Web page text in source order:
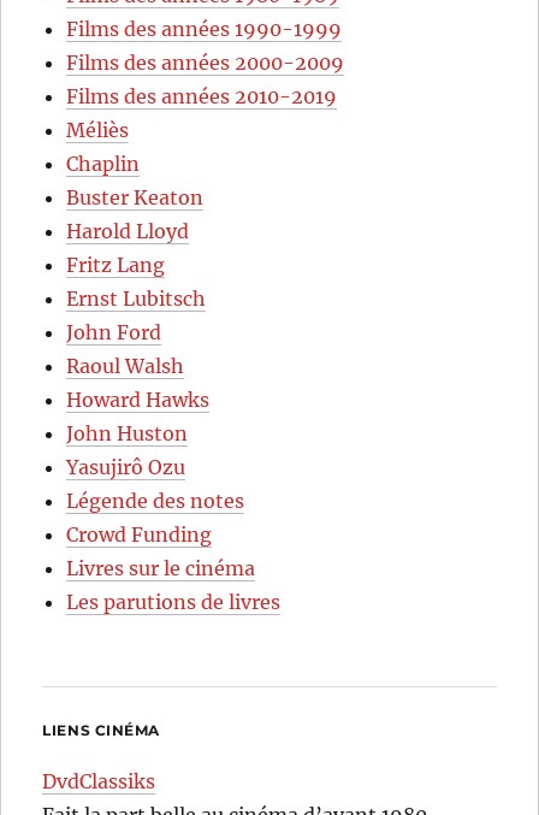
Films des années 1990-1999
Films des années 2000-2009
Films des années 2010-2019
Méliès
Chaplin
Buster Keaton
Harold Lloyd
Fritz Lang
Ernst Lubitsch
John Ford
Raoul Walsh
Howard Hawks
John Huston
Yasujirô Ozu
Légende des notes
Crowd Funding
Livres sur le cinéma
Les parutions de livres
LIENS CINÉMA
DvdClassiks